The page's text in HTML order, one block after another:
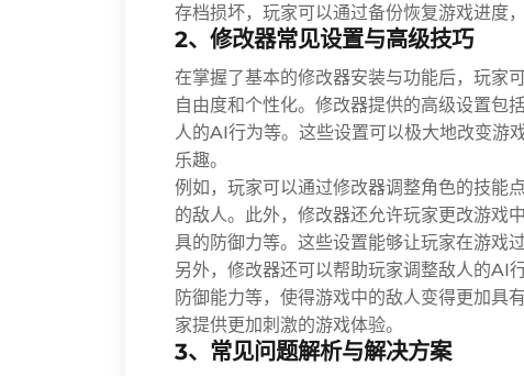
存档损坏，玩家可以通过备份恢复游戏进度
2、修改器常见设置与高级技巧
在掌握了基本的修改器安装与功能后，玩家
自由度和个性化。修改器提供的高级设置包
人的AI行为等。这些设置可以极大地改变游
乐趣。
例如，玩家可以通过修改器调整角色的技能
的敌人。此外，修改器还允许玩家更改游戏
具的防御力等。这些设置能够让玩家在游戏
另外，修改器还可以帮助玩家调整敌人的AI
防御能力等，使得游戏中的敌人变得更加具
家提供更加刺激的游戏体验。
3、常见问题解析与解决方案